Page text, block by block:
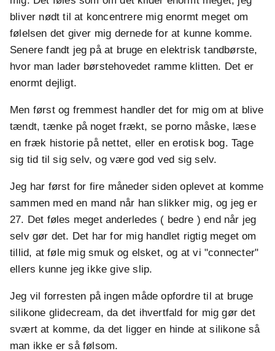
bliver nødt til at koncentrere mig enormt meget om
følelsen det giver mig dernede for at kunne komme.
Senere fandt jeg på at bruge en elektrisk tandbørste,
hvor man lader børstehovedet ramme klitten. Det er
enormt dejligt.
Men først og fremmest handler det for mig om at blive
tændt, tænke på noget frækt, se porno måske, læse
en fræk historie på nettet, eller en erotisk bog. Tage
sig tid til sig selv, og være god ved sig selv.
Jeg har først for fire måneder siden oplevet at komme
sammen med en mand når han slikker mig, og jeg er
27. Det føles meget anderledes ( bedre ) end når jeg
selv gør det. Det har for mig handlet rigtig meget om
tillid, at føle mig smuk og elsket, og at vi "connecter"
ellers kunne jeg ikke give slip.
Jeg vil forresten på ingen måde opfordre til at bruge
silikone glidecream, da det ihvertfald for mig gør det
svært at komme, da det ligger en hinde at silikone så
man ikke er så følsom.